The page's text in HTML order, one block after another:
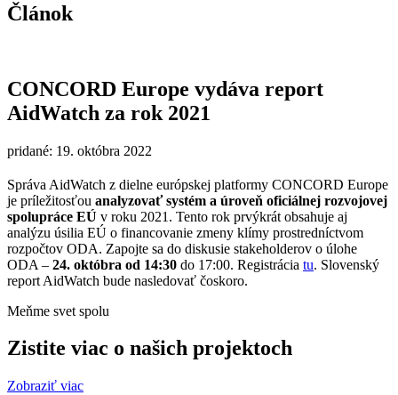
Článok
CONCORD Europe vydáva report
AidWatch za rok 2021
pridané: 19. októbra 2022
Správa AidWatch z dielne európskej platformy CONCORD Europe
je príležitosťou analyzovať systém a úroveň oficiálnej rozvojovej
spolupráce EÚ v roku 2021. Tento rok prvýkrát obsahuje aj
analýzu úsilia EÚ o financovanie zmeny klímy prostredníctvom
rozpočtov ODA. Zapojte sa do diskusie stakeholderov o úlohe
ODA – 24. októbra od 14:30 do 17:00. Registrácia tu. Slovenský
report AidWatch bude nasledovať čoskoro.
Meňme svet spolu
Zistite viac o našich projektoch
Zobraziť viac